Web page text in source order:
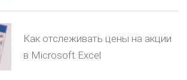
Как отслеживать цены на акции
в Microsoft Excel